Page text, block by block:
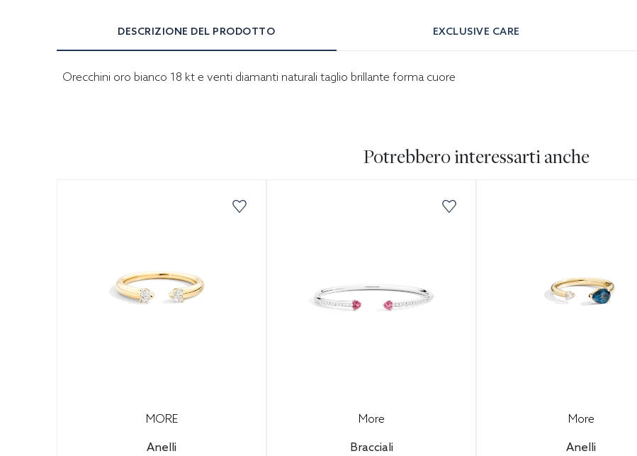
DESCRIZIONE DEL PRODOTTO EXCLUSIVE CARE
Orecchini oro bianco 18 kt e venti diamanti naturali taglio brillante forma cuore
Potrebbero interessarti anche
MORE
Anelli
More
Bracciali
More
Anelli